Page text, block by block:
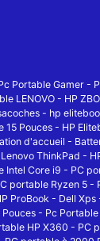
Portable Gamer -
LENOVO - HP
- hp
15 Pouces - HP
d'accueil -
Lenovo ThinkPad -
Intel Core i9 - PC
portable Ryzen 5-
ProBook- Dell Xps
- Pc
HP X360 - PC